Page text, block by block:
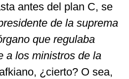
antes del plan C, se
de la suprema
que regulaba
a los ministros de la
¿cierto? O sea,